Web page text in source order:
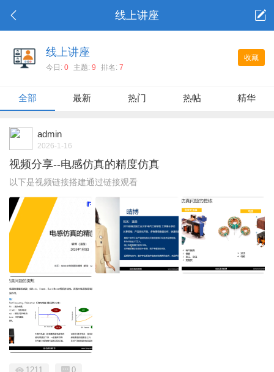
线上讲座
收藏
线上讲座
今日: 0 主题: 9 排名: 7
全部 最新 热门 热帖 精华
admin
2026-1-16
视频分享--电感仿真的精度仿真
以下是视频链接搭建通过链接观看
1211 0